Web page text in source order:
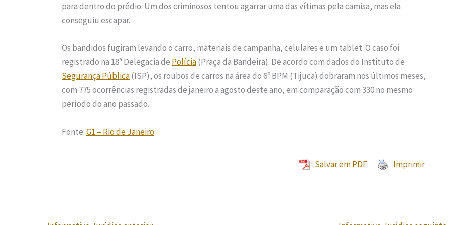
para dentro do prédio. Um dos criminosos tentou agarrar uma das vítimas pela camisa, mas ela
conseguiu escapar.
Os bandidos fugiram levando o carro, materiais de campanha, celulares e um tablet. O caso foi
registrado na 18ª Delegacia de Polícia(Praça da Bandeira). De acordo com dados do Instituto de
Segurança Pública(ISP), os roubos de carros na área do 6º BPM (Tijuca) dobraram nos últimos meses,
com 775 ocorrências registradas de janeiro a agosto deste ano, em comparação com 330 no mesmo
período do ano passado.
Fonte:G1 – Rio de Janeiro
Salvar em PDF Imprimir